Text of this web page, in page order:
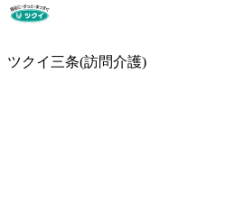
ツクイ三条(訪問介護)